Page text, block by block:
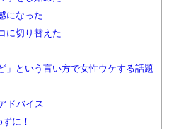
になった
に切り替えた
」という言い方で女性ウケする話題
ドバイス
に！